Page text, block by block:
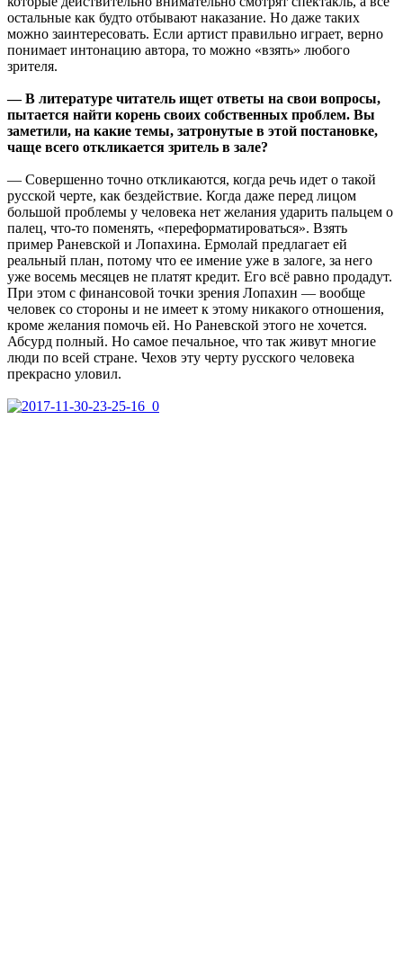
остальные как будто отбывают наказание. Но даже таких
можно заинтересовать. Если артист правильно играет, верно
понимает интонацию автора, то можно «взять» любого
зрителя.
— В литературе читатель ищет ответы на свои вопросы,
пытается найти корень своих собственных проблем. Вы
заметили, на какие темы, затронутые в этой постановке,
чаще всего откликается зритель в зале?
— Совершенно точно откликаются, когда речь идет о такой
русской черте, как бездействие. Когда даже перед лицом
большой проблемы у человека нет желания ударить пальцем о
палец, что-то поменять, «переформатироваться». Взять
пример Раневской и Лопахина. Ермолай предлагает ей
реальный план, потому что ее имение уже в залоге, за него
уже восемь месяцев не платят кредит. Его всё равно продадут.
При этом с финансовой точки зрения Лопахин — вообще
человек со стороны и не имеет к этому никакого отношения,
кроме желания помочь ей. Но Раневской этого не хочется.
Абсурд полный. Но самое печальное, что так живут многие
люди по всей стране. Чехов эту черту русского человека
прекрасно уловил.